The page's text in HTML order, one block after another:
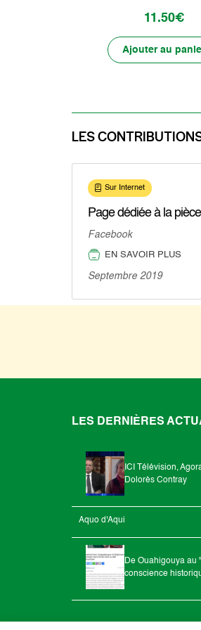
11.50€
Ajouter au
LES
Sur Internet
Page dédiée à la pièce
Facebook
EN SAVOIR PLUS
Septembre 2019
LES DERNIÈRES
ICI Télévision,
Dolorès Contray
Aquo d'Aqui
De Ouahigouya au
conscience